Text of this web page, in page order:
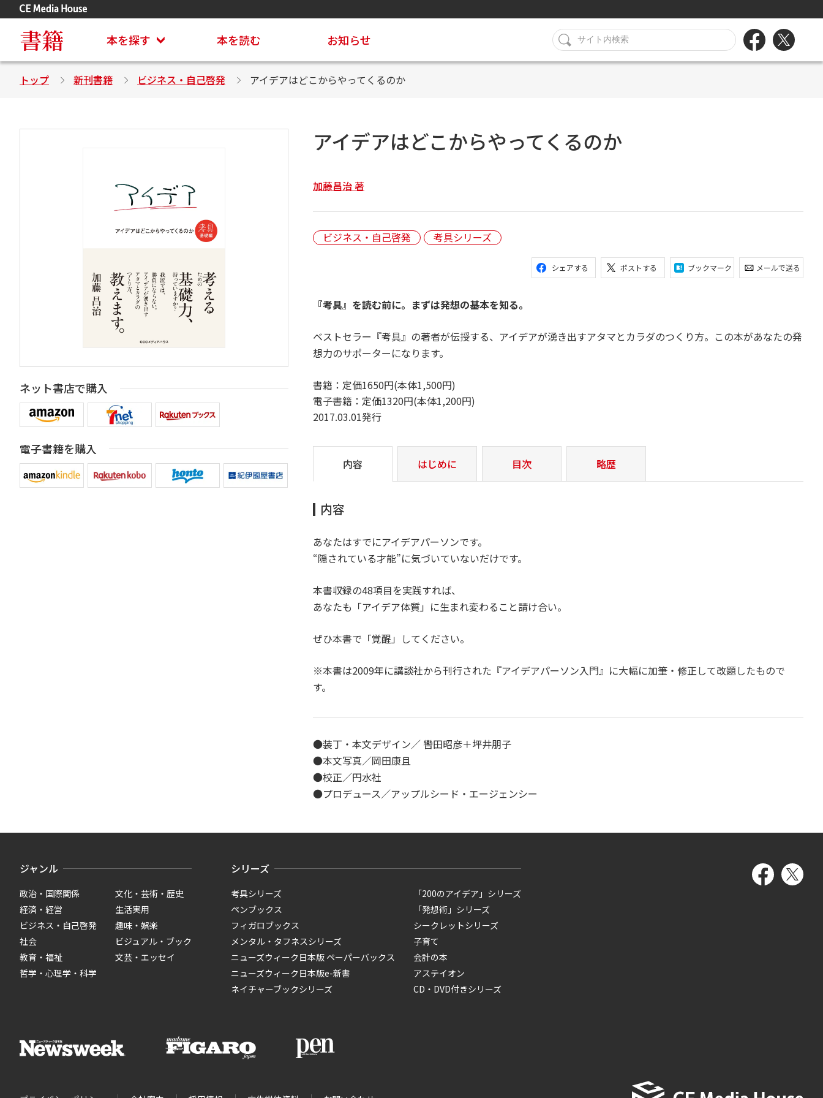
書籍 本を探す 本を読む お知らせ
トップ 新刊書籍 ビジネス・自己啓発 アイデアはどこからやってくるのか
ネット書店で購入
電子書籍を購入
アイデアはどこからやってくるのか
加藤昌治 著
ビジネス・自己啓発 考具シリーズ
シェアする ポストする ブックマーク メールで送る
『考具』を読む前に。まずは発想の基本を知る。
ベストセラー『考具』の著者が伝授する、アイデアが湧き出すアタマとカラダのつくり方。この本があなたの発
想力のサポーターになります。
書籍：定価1650円(本体1,500円)
電子書籍：定価1320円(本体1,200円)
2017.03.01発行
内容 はじめに 目次 略歴
内容
あなたはすでにアイデアパーソンです。
“隠されている才能”に気づいていないだけです。
本書収録の48項目を実践すれば、
あなたも「アイデア体質」に生まれ変わること請け合い。
ぜひ本書で「覚醒」してください。
※本書は2009年に講談社から刊行された『アイデアパーソン入門』に大幅に加筆・修正して改題したもので
す。
●装丁・本文デザイン／ 轡田昭彦＋坪井朋子
●本文写真／岡田康且
●校正／円水社
●プロデュース／アップルシード・エージェンシー
ジャンル
政治・国際関係
経済・経営
ビジネス・自己啓発
社会
教育・福祉
哲学・心理学・科学
文化・芸術・歴史
生活実用
趣味・娯楽
ビジュアル・ブック
文芸・エッセイ
シリーズ
考具シリーズ
ペンブックス
フィガロブックス
メンタル・タフネスシリーズ
ニューズウィーク日本版 ペーパーバックス
ニューズウィーク日本版e-新書
ネイチャーブックシリーズ
「200のアイデア」シリーズ
「発想術」シリーズ
シークレットシリーズ
子育て
会計の本
アステイオン
CD・DVD付きシリーズ